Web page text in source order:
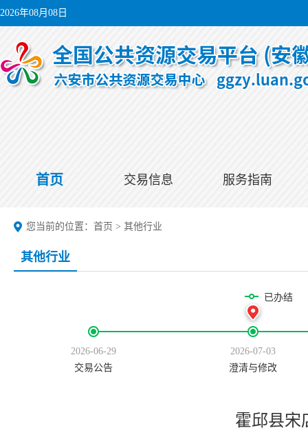
2026年08月08日
首页 交易信息 服务指南
您当前的位置： 首页 > 其他行业
其他行业
已办结
2026-06-29
交易公告
2026-07-03
澄清与修改
霍邱县宋